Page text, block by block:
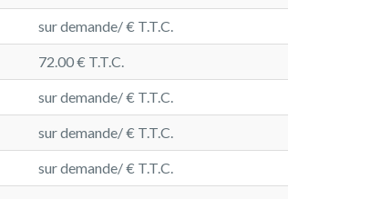
sur demande/ € T.T.C.
72.00 € T.T.C.
sur demande/ € T.T.C.
sur demande/ € T.T.C.
sur demande/ € T.T.C.